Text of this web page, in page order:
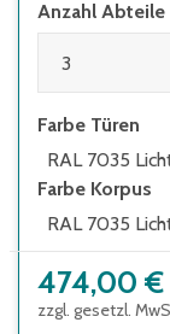
Anzahl Abteile
Farbe Türen
RAL 7035
Farbe Korpus
RAL 7035
474,00 €
zzgl. gesetzl.